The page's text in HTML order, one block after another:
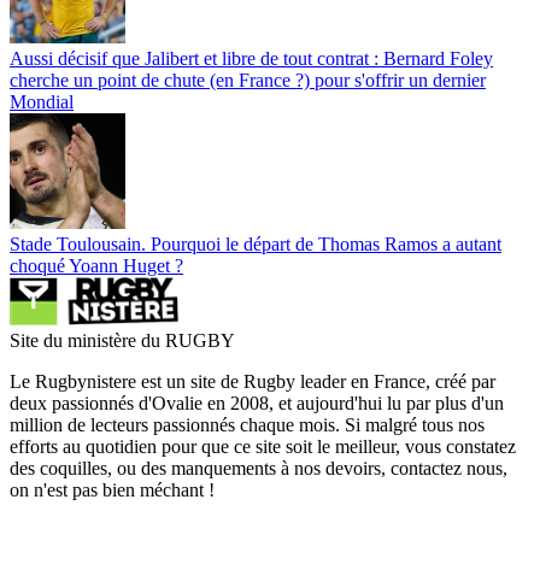
Aussi décisif que Jalibert et libre de tout contrat : Bernard Foley
cherche un point de chute (en France ?) pour s'offrir un dernier
Mondial
Stade Toulousain. Pourquoi le départ de Thomas Ramos a autant
choqué Yoann Huget ?
Site du ministère du RUGBY
Le Rugbynistere est un site de Rugby leader en France, créé par
deux passionnés d'Ovalie en 2008, et aujourd'hui lu par plus d'un
million de lecteurs passionnés chaque mois. Si malgré tous nos
efforts au quotidien pour que ce site soit le meilleur, vous constatez
des coquilles, ou des manquements à nos devoirs, contactez nous,
on n'est pas bien méchant !